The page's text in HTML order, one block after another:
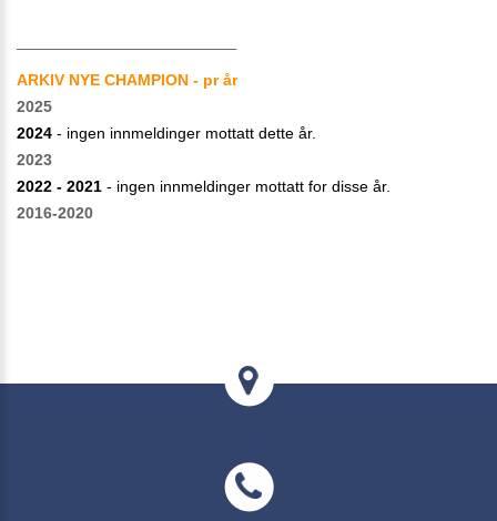
ARKIV NYE CHAMPION - pr år
2025
2024 - ingen innmeldinger mottatt dette år.
2023
2022 - 2021 - ingen innmeldinger mottatt for disse år.
2016-2020